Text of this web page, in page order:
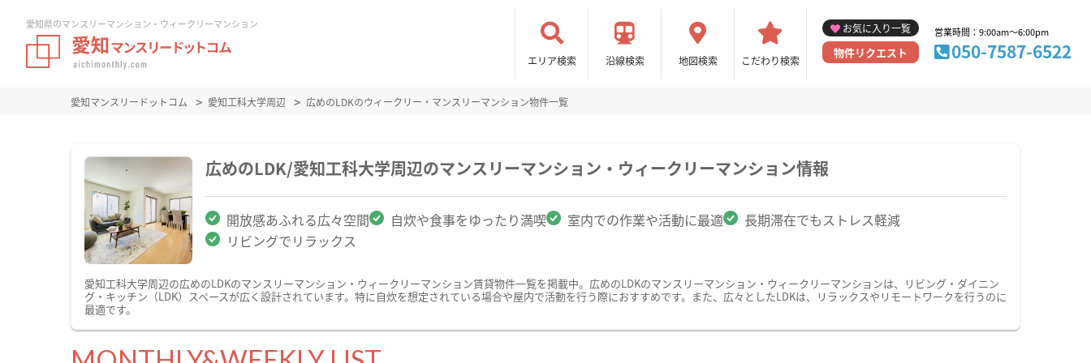
愛知県のマンスリーマンション・ウィークリーマンション
エリア検索 沿線検索 地図検索 こだわり検索
お気に入り一覧
物件リクエスト
営業時間：9:00am～6:00pm
050-7587-6522
愛知マンスリードットコム 愛知工科大学周辺 広めのLDKのウィークリー・マンスリーマンション物件一覧
広めのLDK/愛知工科大学周辺のマンスリーマンション・ウィークリーマンション情報
開放感あふれる広々空間 自炊や食事をゆったり満喫 室内での作業や活動に最適
長期滞在でもストレス軽減
リビングでリラックス
愛知工科大学周辺の広めのLDKのマンスリーマンション・ウィークリーマンション賃貸物件一覧を掲載中。広めのLDKのマンスリーマンション・ウィークリーマンションは、リビング・ダイニン
グ・キッチン（LDK）スペースが広く設計されています。特に自炊を想定されている場合や屋内で活動を行う際におすすめです。また、広々としたLDKは、リラックスやリモートワークを行うのに
最適です。